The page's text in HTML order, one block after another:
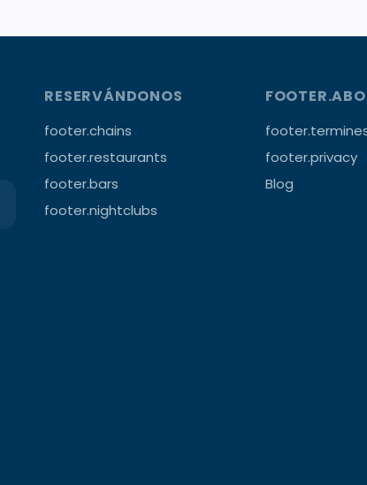
RESERVÁNDONOS
footer.chains
footer.restaurants
footer.bars
footer.nightclubs
footer.privacy
Blog